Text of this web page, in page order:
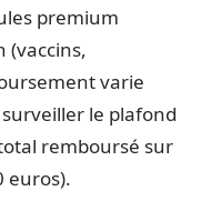
premium
(vaccins,
varie
le plafond
remboursé sur
euros).